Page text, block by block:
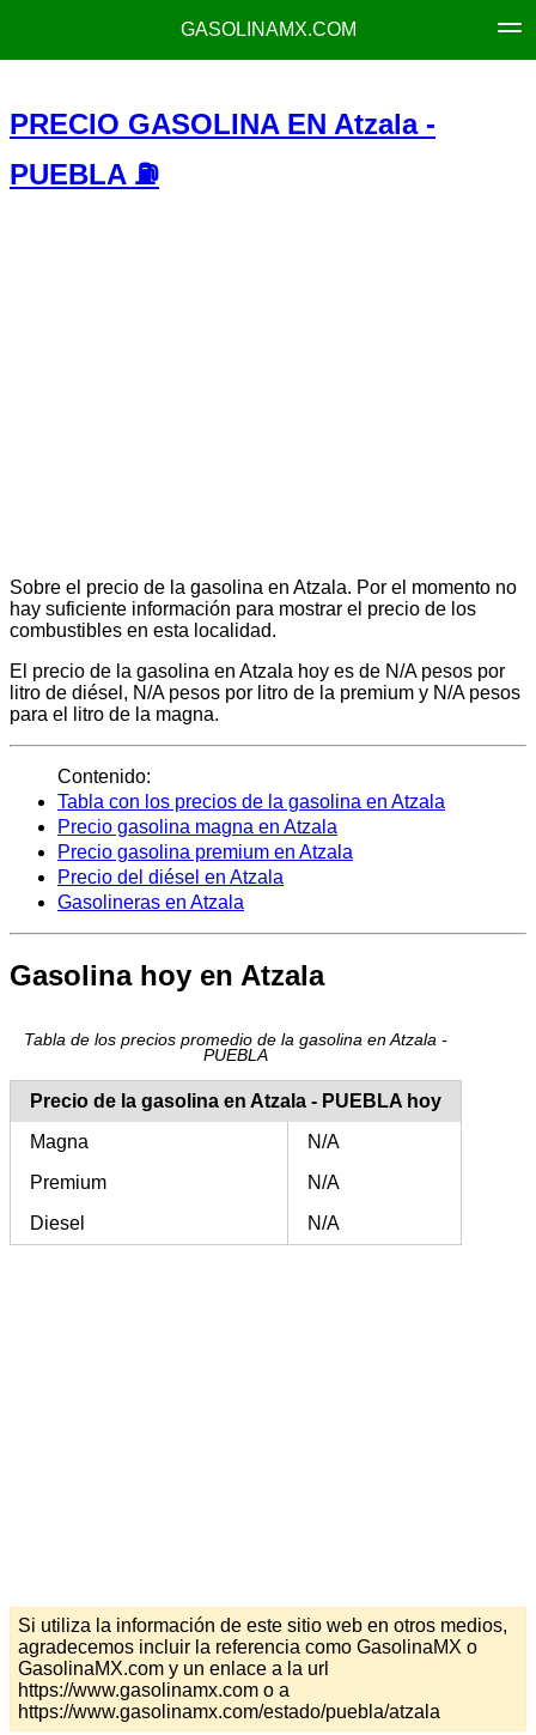
GASOLINAMX.COM
PRECIO GASOLINA EN Atzala -
PUEBLA ⛽
Sobre el precio de la gasolina en Atzala. Por el momento no
hay suficiente información para mostrar el precio de los
combustibles en esta localidad.
El precio de la gasolina en Atzala hoy es de N/A pesos por
litro de diésel, N/A pesos por litro de la premium y N/A pesos
para el litro de la magna.
Contenido:
Tabla con los precios de la gasolina en Atzala
Precio gasolina magna en Atzala
Precio gasolina premium en Atzala
Precio del diésel en Atzala
Gasolineras en Atzala
Gasolina hoy en Atzala
Tabla de los precios promedio de la gasolina en Atzala -
PUEBLA
Precio de la gasolina en Atzala - PUEBLA hoy
Magna
N/A
Premium
N/A
Diesel
N/A
Si utiliza la información de este sitio web en otros medios,
agradecemos incluir la referencia como GasolinaMX o
GasolinaMX.com y un enlace a la url
https://www.gasolinamx.com o a
https://www.gasolinamx.com/estado/puebla/atzala